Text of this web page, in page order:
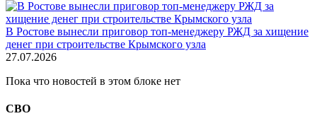
В Ростове вынесли приговор топ-менеджеру РЖД за хищение
денег при строительстве Крымского узла
27.07.2026
Пока что новостей в этом блоке нет
СВО